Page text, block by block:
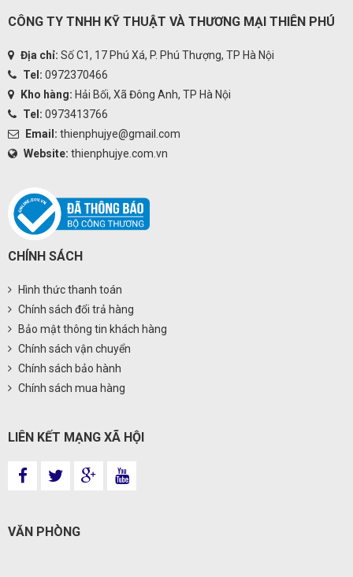
CÔNG TY TNHH KỸ THUẬT VÀ THƯƠNG MẠI THIÊN PHÚ
Địa chỉ: Số C1, 17 Phú Xá, P. Phú Thượng, TP Hà Nội
Tel: 0972370466
Kho hàng: Hải Bối, Xã Đông Anh, TP Hà Nội
Tel: 0973413766
Email: thienphujye@gmail.com
Website: thienphujye.com.vn
CHÍNH SÁCH
Hình thức thanh toán
Chính sách đổi trả hàng
Bảo mật thông tin khách hàng
Chính sách vận chuyển
Chính sách bảo hành
Chính sách mua hàng
LIÊN KẾT MẠNG XÃ HỘI
VĂN PHÒNG